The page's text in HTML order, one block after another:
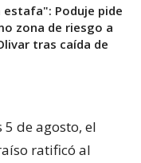
estafa": Poduje pide
zona de riesgo a
tras caída de
de agosto, el
ratificó al